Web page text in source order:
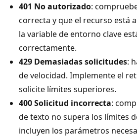
401 No autorizado:
correcta y que el recurso está
la variable de entorno clave
correctamente.
429 Demasiadas solicitudes:
de velocidad. Implemente el
solicite límites superiores.
400 Solicitud incorrecta:
de texto no supera los límites
incluyen los parámetros